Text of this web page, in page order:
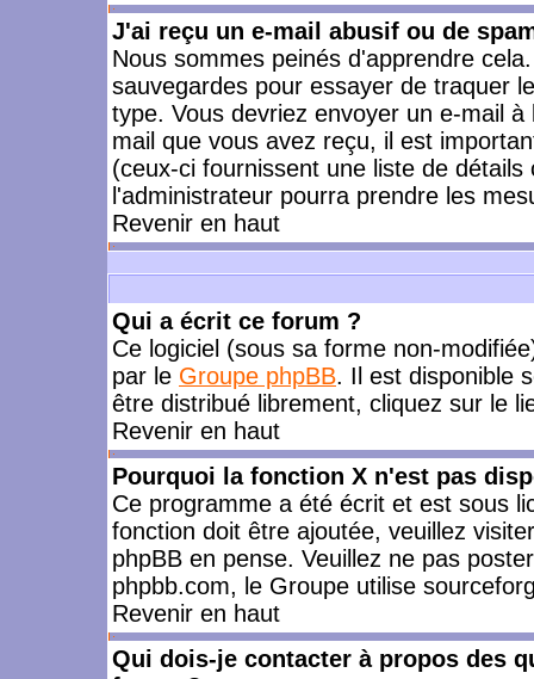
J'ai reçu un e-mail abusif ou de
Nous sommes peinés d'apprendre
sauvegardes pour essayer de traquer
type. Vous devriez envoyer un e-mail
mail que vous avez reçu, il est
(ceux-ci fournissent une liste de
l'administrateur pourra prendre les
Revenir en haut
Qui a écrit ce forum ?
Ce logiciel (sous sa forme non-
par le Groupe phpBB. Il est disponible
être distribué librement, cliquez sur le
Revenir en haut
Pourquoi la fonction X n'est pas
Ce programme a été écrit et est sous
fonction doit être ajoutée, veuillez
phpBB en pense. Veuillez ne pas
phpbb.com, le Groupe utilise
Revenir en haut
Qui dois-je contacter à propos des